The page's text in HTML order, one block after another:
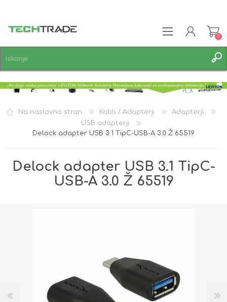
PRIJAVA
0
Na naslovno stran Kabli / Adapterji
Adapterji
USB adapterji
Delock adapter USB 3.1 TipC-USB-A 3.0 Ž 65519
Delock adapter USB 3.1 TipC-
USB-A 3.0 Ž 65519